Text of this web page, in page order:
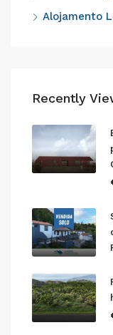
Alojamento
Recently